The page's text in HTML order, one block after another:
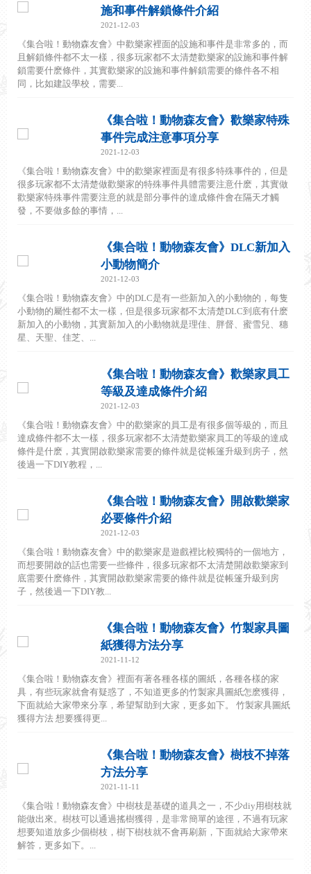
施和事件解鎖條件介紹
2021-12-03
《集合啦！動物森友會》中歡樂家裡面的設施和事件是非常多的，而
且解鎖條件都不太一樣，很多玩家都不太清楚歡樂家的設施和事件解
鎖需要什麽條件，其實歡樂家的設施和事件解鎖需要的條件各不相
同，比如建設學校，需要...
《集合啦！動物森友會》歡樂家特殊
事件完成注意事項分享
2021-12-03
《集合啦！動物森友會》中的歡樂家裡面是有很多特殊事件的，但是
很多玩家都不太清楚做歡樂家的特殊事件具體需要注意什麽，其實做
歡樂家特殊事件需要注意的就是部分事件的達成條件會在隔天才觸
發，不要做多餘的事情，...
《集合啦！動物森友會》DLC新加入
小動物簡介
2021-12-03
《集合啦！動物森友會》中的DLC是有一些新加入的小動物的，每隻
小動物的屬性都不太一樣，但是很多玩家都不太清楚DLC到底有什麽
新加入的小動物，其實新加入的小動物就是理佳、胖督、蜜雪兒、穗
星、天聖、佳芝、...
《集合啦！動物森友會》歡樂家員工
等級及達成條件介紹
2021-12-03
《集合啦！動物森友會》中的歡樂家的員工是有很多個等級的，而且
達成條件都不太一樣，很多玩家都不太清楚歡樂家員工的等級的達成
條件是什麽，其實開啟歡樂家需要的條件就是從帳篷升級到房子，然
後過一下DIY教程，...
《集合啦！動物森友會》開啟歡樂家
必要條件介紹
2021-12-03
《集合啦！動物森友會》中的歡樂家是遊戲裡比較獨特的一個地方，
而想要開啟的話也需要一些條件，很多玩家都不太清楚開啟歡樂家到
底需要什麽條件，其實開啟歡樂家需要的條件就是從帳篷升級到房
子，然後過一下DIY教...
《集合啦！動物森友會》竹製家具圖
紙獲得方法分享
2021-11-12
《集合啦！動物森友會》裡面有著各種各樣的圖紙，各種各樣的家
具，有些玩家就會有疑惑了，不知道更多的竹製家具圖紙怎麽獲得，
下面就給大家帶來分享，希望幫助到大家，更多如下。 竹製家具圖紙
獲得方法 想要獲得更...
《集合啦！動物森友會》樹枝不掉落
方法分享
2021-11-11
《集合啦！動物森友會》中樹枝是基礎的道具之一，不少diy用樹枝就
能做出來。樹枝可以通過搖樹獲得，是非常簡單的途徑，不過有玩家
想要知道放多少個樹枝，樹下樹枝就不會再刷新，下面就給大家帶來
解答，更多如下。...